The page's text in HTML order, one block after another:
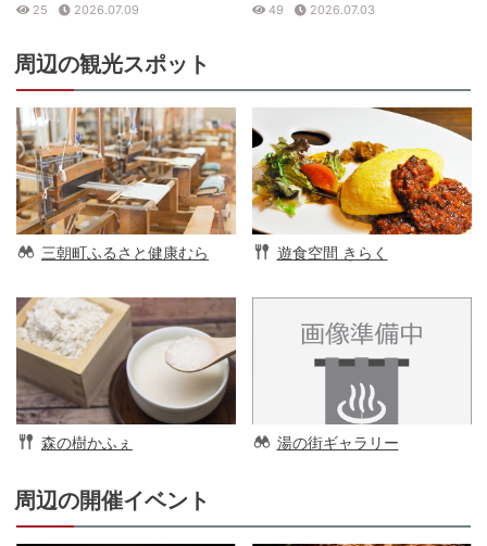
25
2026.07.09
49
2026.07.03
周辺の観光スポット
三朝町ふるさと健康むら 遊食空間 きらく
森の樹かふぇ 湯の街ギャラリー
周辺の開催イベント